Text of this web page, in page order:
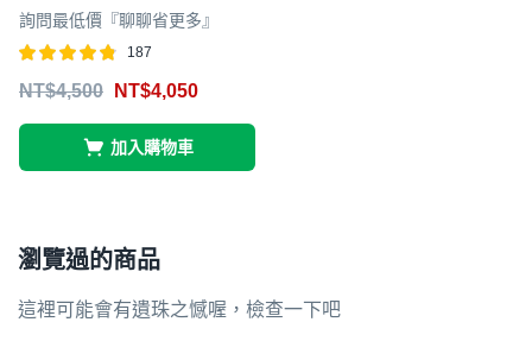
詢問最低價『聊聊省更多』
4.77
187
NT$4,500 NT$4,050
加入購物車
瀏覽過的商品
這裡可能會有遺珠之憾喔，檢查一下吧